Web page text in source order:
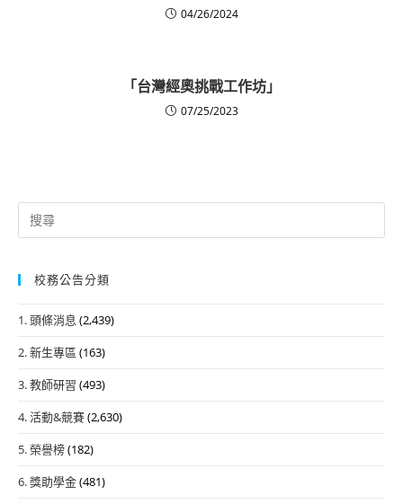
04/26/2024
「台灣經奧挑戰工作坊」
07/25/2023
Search
for:
校務公告分類
1. 頭條消息 (2,439)
2. 新生專區 (163)
3. 教師研習 (493)
4. 活動&競賽(2,630)
5. 榮譽榜(182)
6. 獎助學金(481)